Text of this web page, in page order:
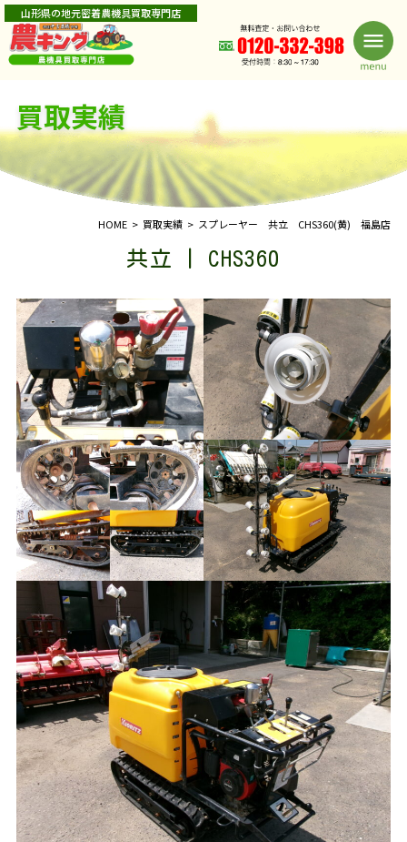
山形県の地元密着農機具買取専門店
買取実績
HOME 買取実績 スプレーヤー 共立 CHS360(黄) 福島店
共立 | CHS360